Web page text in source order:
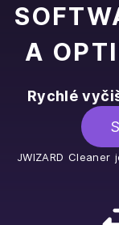
A
Rychlé
JWIZARD